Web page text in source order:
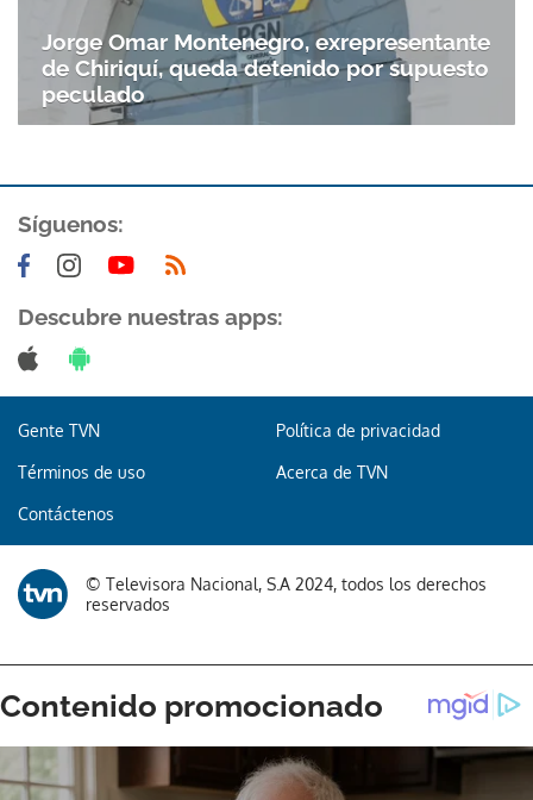
Gracias por suscribirte a nuestro boletín.
ACEPTAR
Jorge Omar Montenegro, exrepresentante
de Chiriquí, queda detenido por supuesto
peculado
Síguenos:
Descubre nuestras apps:
Gente TVN Política de privacidad
Términos de uso Acerca de TVN
Contáctenos
© Televisora Nacional, S.A 2024, todos los derechos
reservados